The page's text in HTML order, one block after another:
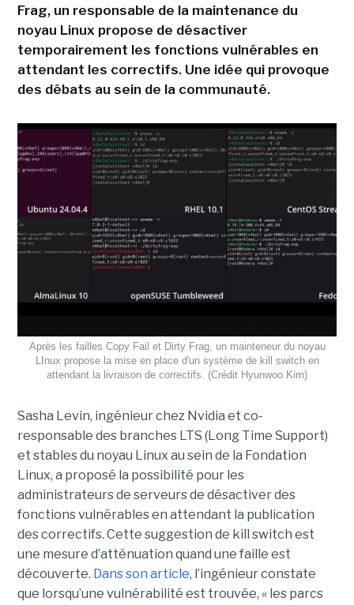
Frag, un responsable de la maintenance du
noyau Linux propose de désactiver
temporairement les fonctions vulnérables en
attendant les correctifs. Une idée qui provoque
des débats au sein de la communauté.
Après les failles Copy Fail et Dirty Frag, un mainteneur du noyau
LInux propose la mise en place d'un système de kill switch en
attendant la livraison de correctifs. (Crédit Hyunwoo Kim)
Sasha Levin, ingénieur chez Nvidia et co-
responsable des branches LTS (Long Time Support)
et stables du noyau Linux au sein de la Fondation
Linux, a proposé la possibilité pour les
administrateurs de serveurs de désactiver des
fonctions vulnérables en attendant la publication
des correctifs. Cette suggestion de kill switch est
une mesure d’atténuation quand une faille est
découverte. Dans son article, l’ingénieur constate
que lorsqu’une vulnérabilité est trouvée, « les parcs